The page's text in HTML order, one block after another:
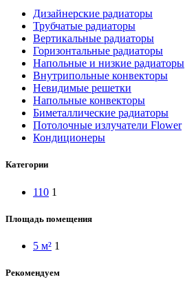
Дизайнерские радиаторы
Трубчатые радиаторы
Вертикальные радиаторы
Горизонтальные радиаторы
Напольные и низкие радиаторы
Внутрипольные конвекторы
Невидимые решетки
Напольные конвекторы
Биметаллические радиаторы
Потолочные излучатели Flower
Кондиционеры
Категории
110 1
Площадь помещения
5 м² 1
Рекомендуем